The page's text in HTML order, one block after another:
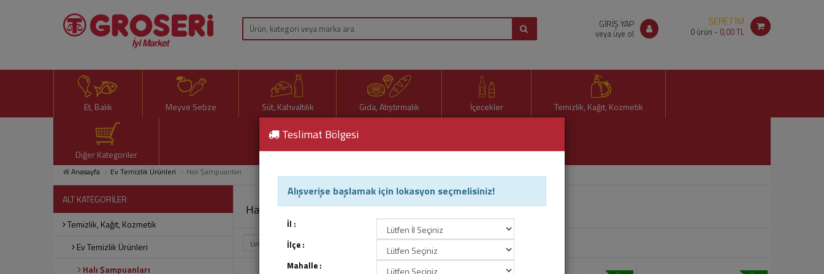
GİRİŞ YAP
veya üye ol
SEPETİM
0 ürün - 0,00 TL
Et, Balık Meyve Sebze Süt, Kahvaltılık Gıda, Atıştırmalık İçecekler Temizlik, Kağıt, Kozmetik
Diğer Kategoriler
Anasayfa Ev Temizlik Ürünleri Halı Şampuanları
ALT KATEGORİLER
Temizlik, Kağıt, Kozmetik
Ev Temizlik Ürünleri
Halı Şampuanları
Halı Şampuanları
Teslimat Bölgesi
Alışverişe başlamak için lokasyon seçmelisiniz!
İl :
İlçe :
Mahalle :